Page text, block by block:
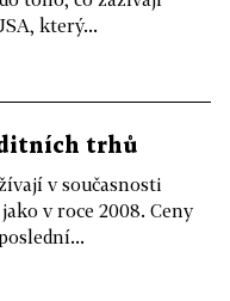
který...
trhů
v současnosti
v roce 2008. Ceny